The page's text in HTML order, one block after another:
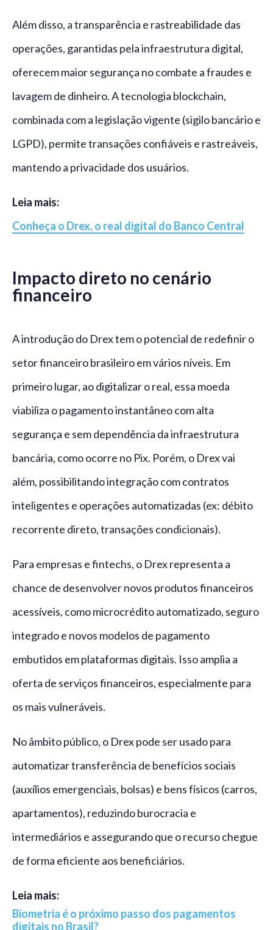
Além disso, a transparência e rastreabilidade das
operações, garantidas pela infraestrutura digital,
oferecem maior segurança no combate a fraudes e
lavagem de dinheiro. A tecnologia blockchain,
combinada com a legislação vigente (sigilo bancário e
LGPD), permite transações confiáveis e rastreáveis,
mantendo a privacidade dos usuários.
Leia mais:
Conheça o Drex, o real digital do Banco Central
Impacto direto no cenário
financeiro
A introdução do Drex tem o potencial de redefinir o
setor financeiro brasileiro em vários níveis. Em
primeiro lugar, ao digitalizar o real, essa moeda
viabiliza o pagamento instantâneo com alta
segurança e sem dependência da infraestrutura
bancária, como ocorre no Pix. Porém, o Drex vai
além, possibilitando integração com contratos
inteligentes e operações automatizadas (ex: débito
recorrente direto, transações condicionais).
Para empresas e fintechs, o Drex representa a
chance de desenvolver novos produtos financeiros
acessíveis, como microcrédito automatizado, seguro
integrado e novos modelos de pagamento
embutidos em plataformas digitais. Isso amplia a
oferta de serviços financeiros, especialmente para
os mais vulneráveis.
No âmbito público, o Drex pode ser usado para
automatizar transferência de benefícios sociais
(auxílios emergenciais, bolsas) e bens físicos (carros,
apartamentos), reduzindo burocracia e
intermediários e assegurando que o recurso chegue
de forma eficiente aos beneficiários.
Leia mais:
Biometria é o próximo passo dos pagamentos
digitais no Brasil?